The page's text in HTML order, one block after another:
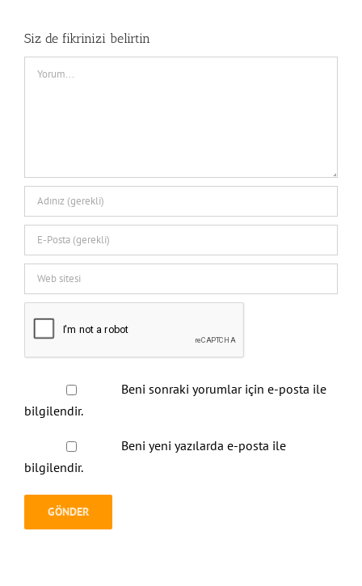
Siz de fikrinizi belirtin
Beni sonraki yorumlar için e-posta ile
bilgilendir.
Beni yeni yazılarda e-posta ile
bilgilendir.